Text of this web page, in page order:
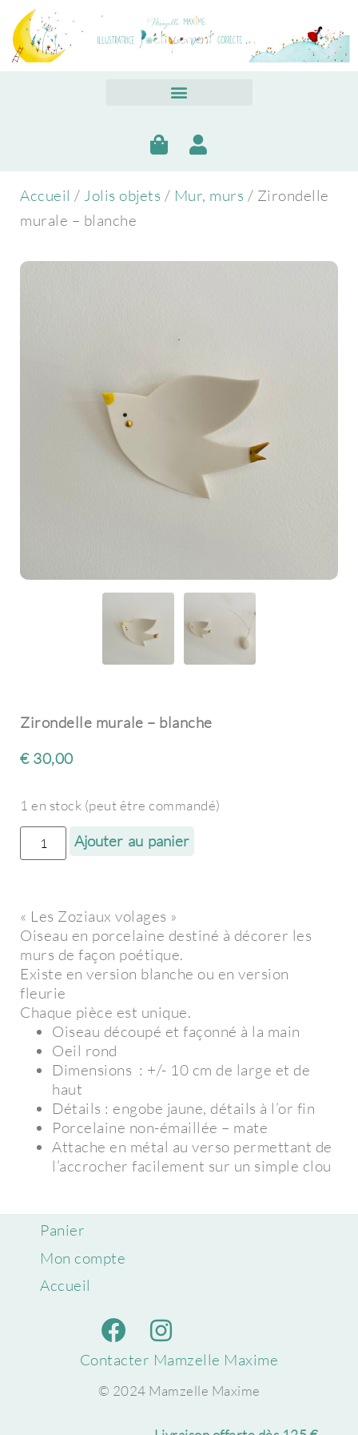
Accueil / Jolis objets / Mur, murs / Zirondelle
murale – blanche
Zirondelle murale – blanche
€30,00
1 en stock (peut être commandé)
Ajouter au panier
« Les Zoziaux volages »
Oiseau en porcelaine destiné à décorer les
murs de façon poétique.
Existe en version blanche ou en version
fleurie
Chaque pièce est unique.
Oiseau découpé et façonné à la main
Oeil rond
Dimensions : +/- 10 cm de large et de
haut
Détails : engobe jaune, détails à l’or fin
Porcelaine non-émaillée – mate
Attache en métal au verso permettant de
l’accrocher facilement sur un simple clou
Panier
Mon compte
Accueil
Contacter Mamzelle Maxime
© 2024 Mamzelle Maxime